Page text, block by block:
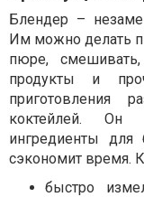
Блендер –
Им можно делать
пюре, смешивать,
продукты и
приготовления
коктейлей. Он
ингредиенты для
сэкономит время.
быстро